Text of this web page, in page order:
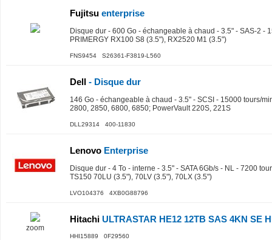
Fujitsu enterprise
Disque dur - 600 Go - échangeable à chaud - 3.5" - SAS-2 -
PRIMERGY RX100 S8 (3.5"), RX2520 M1 (3.5")
FNS9454 S26361-F3819-L560
Dell - Disque dur
146 Go - échangeable à chaud - 3.5" - SCSI - 15000 tours/
2800, 2850, 6800, 6850; PowerVault 220S, 221S
DLL29314 400-11830
Lenovo Enterprise
Disque dur - 4 To - interne - 3.5" - SATA 6Gb/s - NL - 7200
TS150 70LU (3.5"), 70LV (3.5"), 70LX (3.5")
LVO104376 4XB0G88796
zoom
Hitachi ULTRASTAR HE12 12TB SAS 4KN SE
HHI15889 0F29560